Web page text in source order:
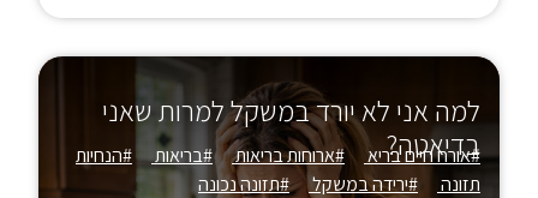
למה אני לא יורד במשקל למרות שאני
בדיאטה?
#אורח חיים בריא #ארוחות בריאות #בריאות
#הנחיות
תזונה
#ירידה במשקל
#תזונה נכונה